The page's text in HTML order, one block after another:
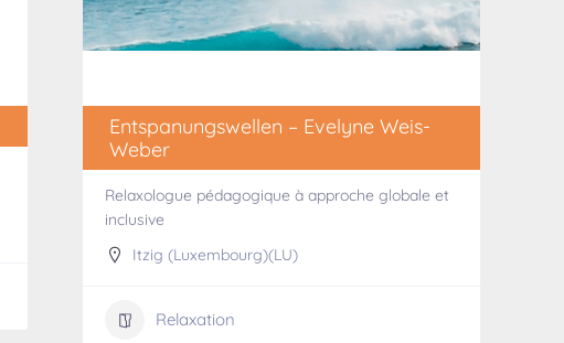
Entspanungswellen – Evelyne Weis-
Weber
Relaxologue pédagogique à approche globale et
inclusive
Itzig (Luxembourg)(LU)
Relaxation